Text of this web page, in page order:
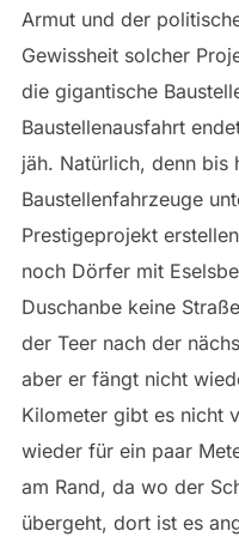
Armut und der
Gewissheit solcher
die gigantische
Baustellenausfahrt
jäh. Natürlich, denn bis
Baustellenfahrzeuge
Prestigeprojekt
noch Dörfer mit
Duschanbe keine
der Teer nach der
aber er fängt nicht
Kilometer gibt es nicht
wieder für ein paar
am Rand, da wo der
übergeht, dort ist es